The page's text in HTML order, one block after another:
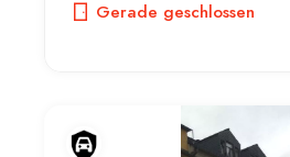
Gerade geschlossen